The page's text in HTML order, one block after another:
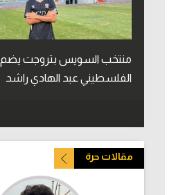
منتخب السويس بتروجت يضم
الفلسطيني عبد الهادي راشد
مقالات حرة